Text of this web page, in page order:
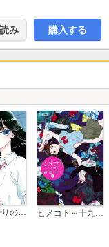
み 購入する
恋は雨上がりのように